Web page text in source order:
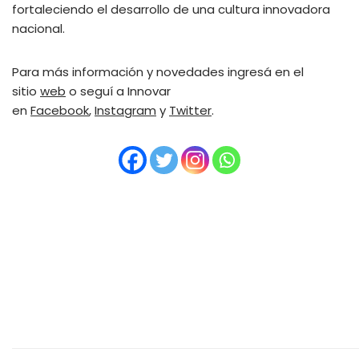
fortaleciendo el desarrollo de una cultura innovadora
nacional.
Para más información y novedades ingresá en el
sitio web o seguí a Innovar
en Facebook,Instagram y Twitter.